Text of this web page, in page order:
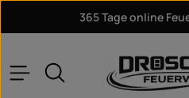
Zum Hauptinhalt springen
365 Tage online